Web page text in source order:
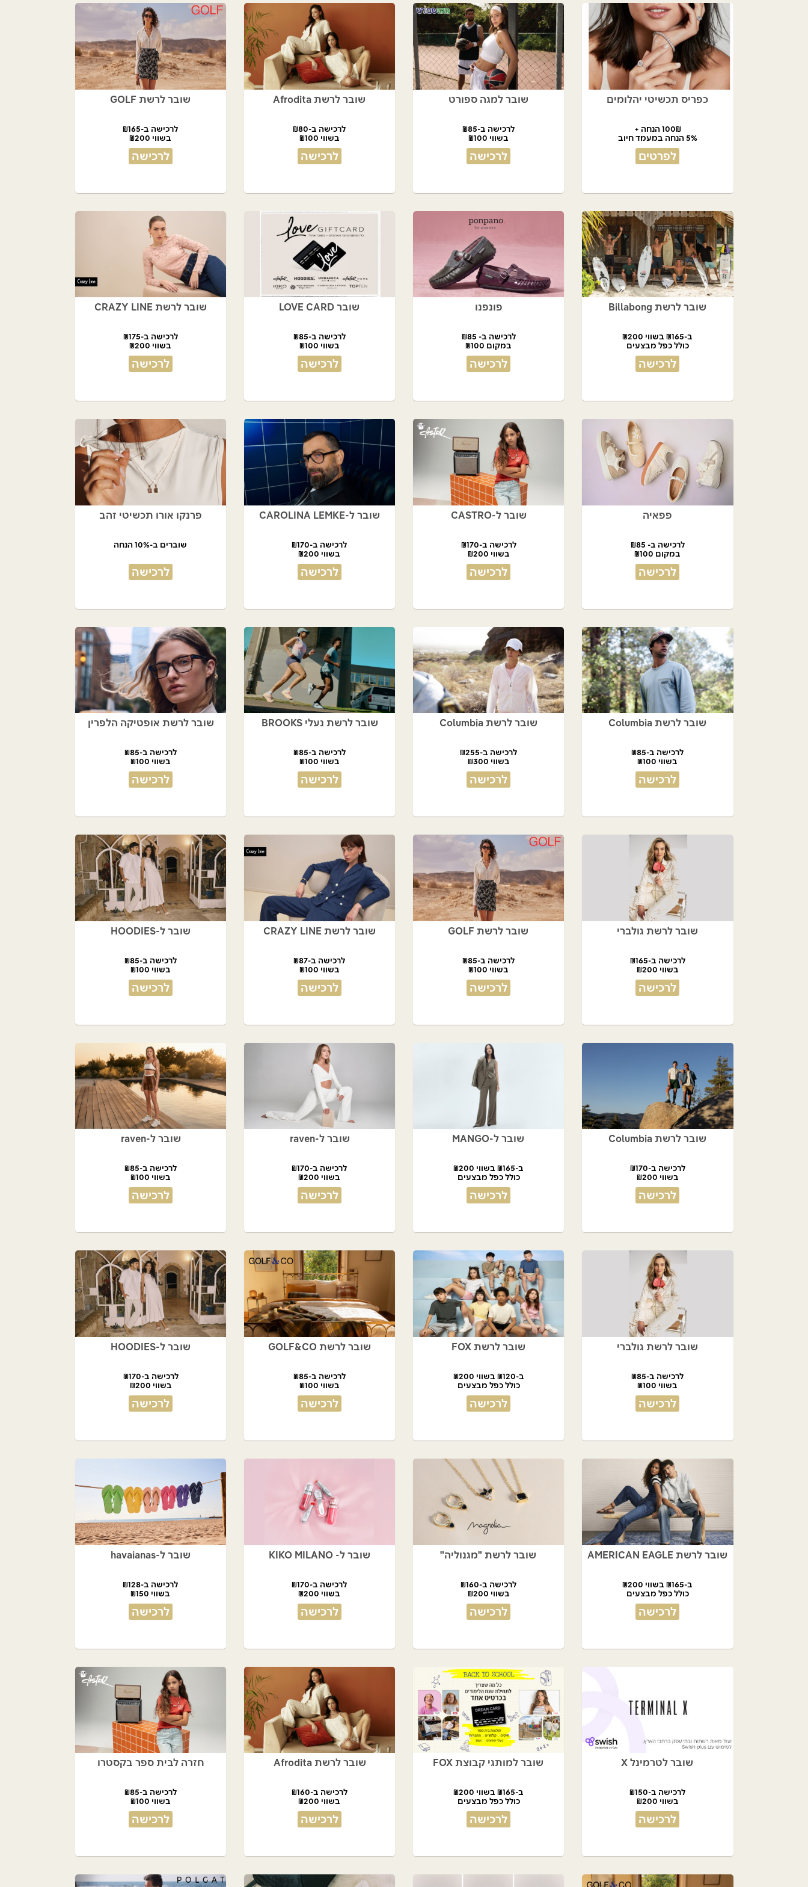
כפריס תכשיטי יהלומים
100₪ הנחה +
5% הנחה במעמד חיוב
לפרטים
שובר למגה ספורט
לרכישה ב-₪85
בשווי ₪100
לרכישה
שובר לרשת Afrodita
לרכישה ב-₪80
בשווי ₪100
לרכישה
שובר לרשת GOLF
לרכישה ב-₪165
בשווי ₪200
לרכישה
שובר לרשת Billabong
ב-₪165 בשווי ₪200
כולל כפל מבצעים
לרכישה
פונפנו
לרכישה ב- ₪85
במקום ₪100
לרכישה
שובר LOVE CARD
לרכישה ב-₪85
בשווי ₪100
לרכישה
שובר לרשת CRAZY LINE
לרכישה ב-₪175
בשווי ₪200
לרכישה
פפאיה
לרכישה ב- ₪85
במקום ₪100
לרכישה
שובר ל-CASTRO
לרכישה ב-₪170
בשווי ₪200
לרכישה
שובר ל-CAROLINA LEMKE
לרכישה ב-₪170
בשווי ₪200
לרכישה
פרנקו אורו תכשיטי זהב
שוברים ב-10% הנחה
לרכישה
שובר לרשת Columbia
לרכישה ב-₪85
בשווי ₪100
לרכישה
שובר לרשת Columbia
לרכישה ב-₪255
בשווי ₪300
לרכישה
שובר לרשת נעלי BROOKS
לרכישה ב-₪85
בשווי ₪100
לרכישה
שובר לרשת אופטיקה הלפרין
לרכישה ב-₪85
בשווי ₪100
לרכישה
שובר לרשת גולברי
לרכישה ב-₪165
בשווי ₪200
לרכישה
שובר לרשת GOLF
לרכישה ב-₪85
בשווי ₪100
לרכישה
שובר לרשת CRAZY LINE
לרכישה ב-₪87
בשווי ₪100
לרכישה
שובר ל-HOODIES
לרכישה ב-₪85
בשווי ₪100
לרכישה
שובר לרשת Columbia
לרכישה ב-₪170
בשווי ₪200
לרכישה
שובר ל-MANGO
ב-₪165 בשווי ₪200
כולל כפל מבצעים
לרכישה
שובר ל-raven
לרכישה ב-₪170
בשווי ₪200
לרכישה
שובר ל-raven
לרכישה ב-₪85
בשווי ₪100
לרכישה
שובר לרשת גולברי
לרכישה ב-₪85
בשווי ₪100
לרכישה
שובר לרשת FOX
ב-₪120 בשווי ₪200
כולל כפל מבצעים
לרכישה
שובר לרשת GOLF&CO
לרכישה ב-₪85
בשווי ₪100
לרכישה
שובר ל-HOODIES
לרכישה ב-₪170
בשווי ₪200
לרכישה
שובר לרשת AMERICAN EAGLE
ב-₪165 בשווי ₪200
כולל כפל מבצעים
לרכישה
שובר לרשת "מגנוליה"
לרכישה ב-₪160
בשווי ₪200
לרכישה
שובר ל- KIKO MILANO
לרכישה ב-₪170
בשווי ₪200
לרכישה
שובר ל-havaianas
לרכישה ב-₪128
בשווי ₪150
לרכישה
שובר לטרמינל X
לרכישה ב-₪150
בשווי ₪200
לרכישה
שובר למותגי קבוצת FOX
ב-₪165 בשווי ₪200
כולל כפל מבצעים
לרכישה
שובר לרשת Afrodita
לרכישה ב-₪160
בשווי ₪200
לרכישה
חזרה לבית ספר בקסטרו
לרכישה ב-₪85
בשווי ₪100
לרכישה